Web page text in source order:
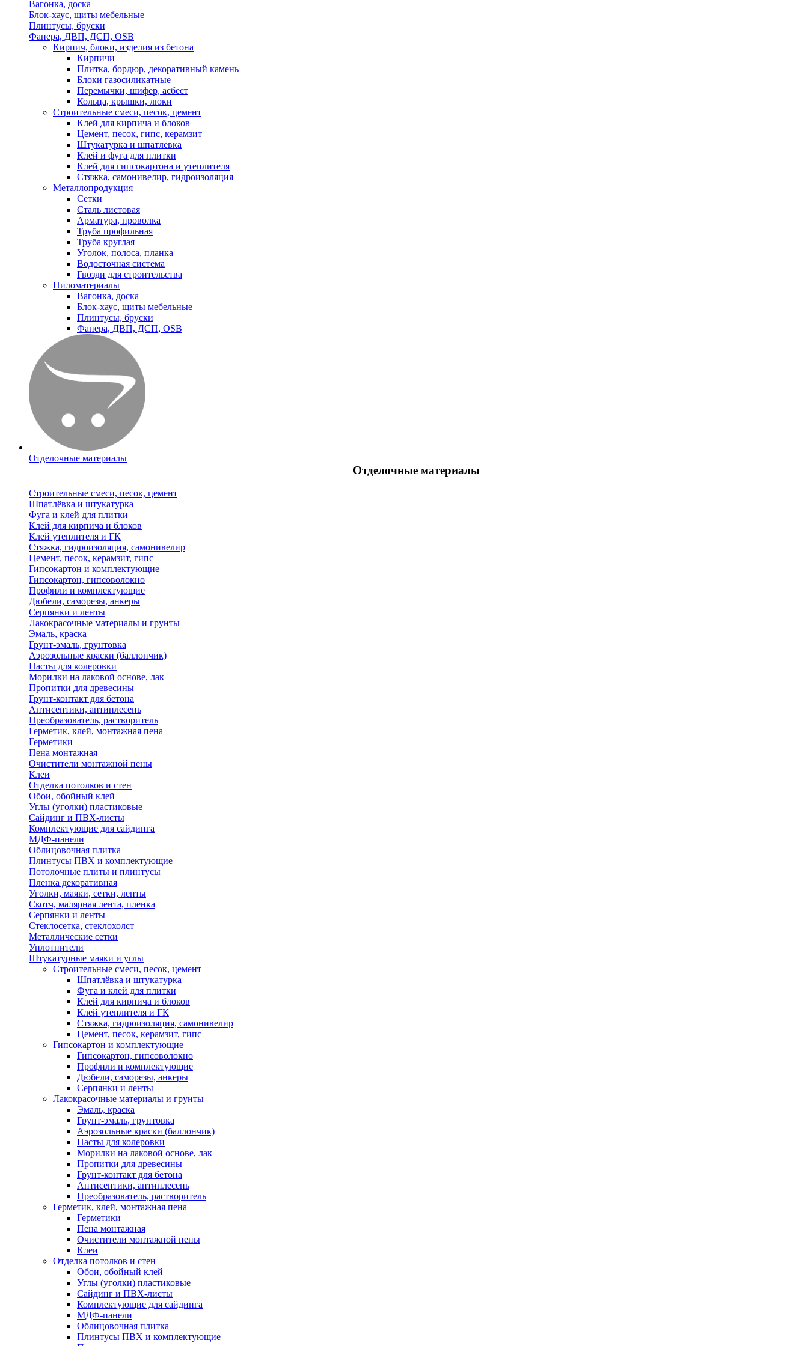
Вагонка, доска
Блок-хаус, щиты мебельные
Плинтусы, бруски
Фанера, ДВП, ДСП, OSB
Кирпич, блоки, изделия из бетона
Кирпичи
Плитка, бордюр, декоративный камень
Блоки газосиликатные
Перемычки, шифер, асбест
Кольца, крышки, люки
Строительные смеси, песок, цемент
Клей для кирпича и блоков
Цемент, песок, гипс, керамзит
Штукатурка и шпатлёвка
Клей и фуга для плитки
Клей для гипсокартона и утеплителя
Стяжка, самонивелир, гидроизоляция
Металлопродукция
Сетки
Сталь листовая
Арматура, проволка
Труба профильная
Труба круглая
Уголок, полоса, планка
Водосточная система
Гвозди для строительства
Пиломатериалы
Вагонка, доска
Блок-хаус, щиты мебельные
Плинтусы, бруски
Фанера, ДВП, ДСП, OSB
Отделочные материалы
Отделочные материалы
Строительные смеси, песок, цемент
Шпатлёвка и штукатурка
Фуга и клей для плитки
Клей для кирпича и блоков
Клей утеплителя и ГК
Стяжка, гидроизоляция, самонивелир
Цемент, песок, керамзит, гипс
Гипсокартон и комплектующие
Гипсокартон, гипсоволокно
Профили и комплектующие
Дюбели, саморезы, анкеры
Серпянки и ленты
Лакокрасочные материалы и грунты
Эмаль, краска
Грунт-эмаль, грунтовка
Аэрозольные краски (баллончик)
Пасты для колеровки
Морилки на лаковой основе, лак
Пропитки для древесины
Грунт-контакт для бетона
Антисептики, антиплесень
Преобразователь, растворитель
Герметик, клей, монтажная пена
Герметики
Пена монтажная
Очистители монтажной пены
Клеи
Отделка потолков и стен
Обои, обойный клей
Углы (уголки) пластиковые
Сайдинг и ПВХ-листы
Комплектующие для сайдинга
МДФ-панели
Облицовочная плитка
Плинтусы ПВХ и комплектующие
Потолочные плиты и плинтусы
Пленка декоративная
Уголки, маяки, сетки, ленты
Скотч, малярная лента, пленка
Серпянки и ленты
Стеклосетка, стеклохолст
Металлические сетки
Уплотнители
Штукатурные маяки и углы
Строительные смеси, песок, цемент
Шпатлёвка и штукатурка
Фуга и клей для плитки
Клей для кирпича и блоков
Клей утеплителя и ГК
Стяжка, гидроизоляция, самонивелир
Цемент, песок, керамзит, гипс
Гипсокартон и комплектующие
Гипсокартон, гипсоволокно
Профили и комплектующие
Дюбели, саморезы, анкеры
Серпянки и ленты
Лакокрасочные материалы и грунты
Эмаль, краска
Грунт-эмаль, грунтовка
Аэрозольные краски (баллончик)
Пасты для колеровки
Морилки на лаковой основе, лак
Пропитки для древесины
Грунт-контакт для бетона
Антисептики, антиплесень
Преобразователь, растворитель
Герметик, клей, монтажная пена
Герметики
Пена монтажная
Очистители монтажной пены
Клеи
Отделка потолков и стен
Обои, обойный клей
Углы (уголки) пластиковые
Сайдинг и ПВХ-листы
Комплектующие для сайдинга
МДФ-панели
Облицовочная плитка
Плинтусы ПВХ и комплектующие